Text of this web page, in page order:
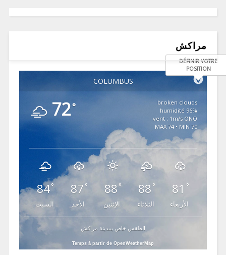
مراكش
COLUMBUS
DÉFINIR VOTRE
POSITION
72°
broken clouds
96% humidité
vent : 1m/s ONO
MAX 74 • MIN 70
84°
السبت
87 °
الأحد
88°
الإثنين
88 °
الثلاثاء
81 °
الأربعاء
الطقس خاص بمدينة مراكش
Temps à partir de OpenWeatherMap